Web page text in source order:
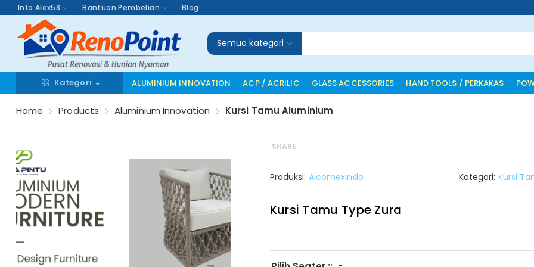
Info Alex58 Bantuan Pembelian Blog
Semua kategori
Kategori ALUMINIUM INNOVATION ACP / ACRILIC GLASS ACCESSORIES HAND TOOLS / PERKAKAS
Home Products Aluminium Innovation Kursi Tamu Aluminium
SHARE
Produksi: Alcomexindo Kategori: Kursi
Kursi Tamu Type Zura